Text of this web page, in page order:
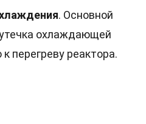
. Основной
охлаждающей
перегреву реактора.